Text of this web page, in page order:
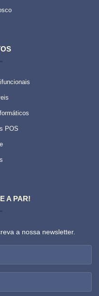
POS
A PAR!
a nossa newsletter.